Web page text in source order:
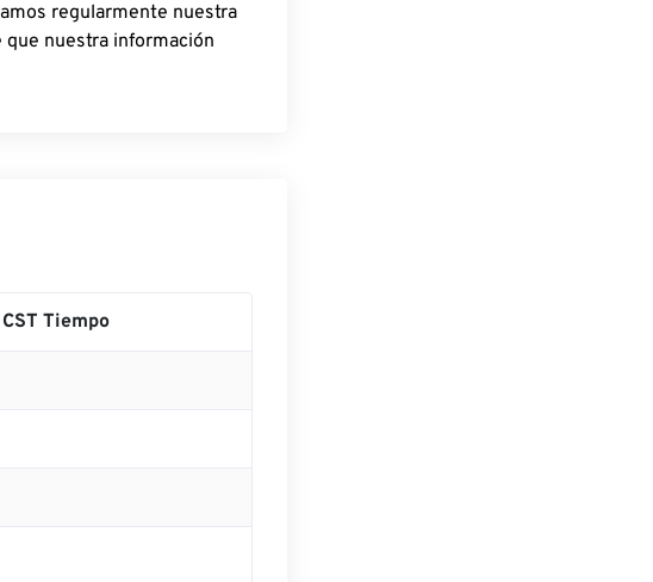
regularmente nuestra
que nuestra información
CST Tiempo